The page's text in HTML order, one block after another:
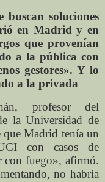
soluciones
en Madrid y en
que provenían
a la pública con
gestores». Y lo
a la privada
profesor del
la Universidad de
que Madrid tenía un
con casos de
con fuego», afirmó.
no habría